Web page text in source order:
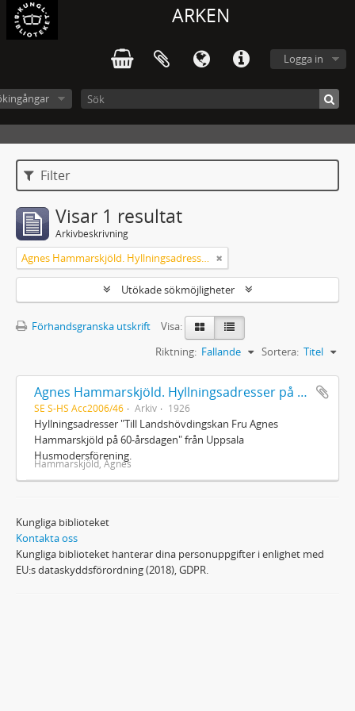
ARKEN
Logga in
Filter
Visar 1 resultat
Arkivbeskrivning
Agnes Hammarskjöld. Hyllningsadresser på 60-årsdagen
Utökade sökmöjligheter
Förhandsgranska utskrift
Visa:
Sortera: Titel
Riktning: Fallande
Agnes Hammarskjöld. Hyllningsadresser på 60-årsdagen
SE S-HS Acc2006/46 Arkiv 1926
Hyllningsadresser "Till Landshövdingskan Fru Agnes
Hammarskjöld på 60-årsdagen" från Uppsala
Husmodersförening.
Hammarskjöld, Agnes
Kungliga biblioteket
Kontakta oss
Kungliga biblioteket hanterar dina personuppgifter i enlighet med
EU:s dataskyddsförordning (2018), GDPR.